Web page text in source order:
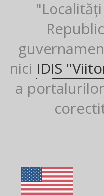
nici IDIS
a